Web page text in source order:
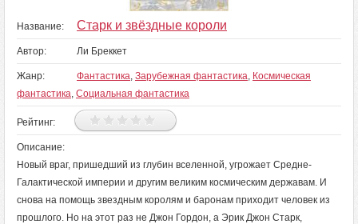
Название: Старк и звёздные короли
Автор: Ли Бреккет
Жанр: Фантастика, Зарубежная фантастика, Космическая
фантастика, Социальная фантастика
Рейтинг:
Описание:
Новый враг, пришедший из глубин вселенной, угрожает Средне-
Галактической империи и другим великим космическим державам. И
снова на помощь звездным королям и баронам приходит человек из
прошлого. Но на этот раз не Джон Гордон, а Эрик Джон Старк,